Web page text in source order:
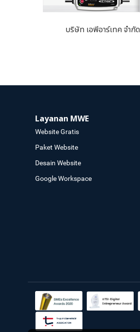
บริษัท เอพีอาร์เทค จำกัด
Layanan MWE
Website Gratis
Paket Website
Desain Website
Google Workspace